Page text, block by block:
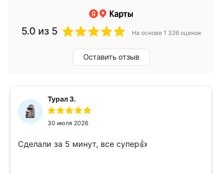
5.0 из 5 На основе 1 326 оценок
Оставить отзыв
Турал З.
30 июля 2026
Сделали за 5 минут, все супер👍